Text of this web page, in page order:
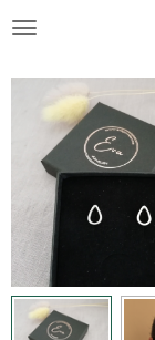
Ga
hoofdinhoud